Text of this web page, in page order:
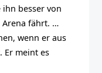
ihn besser von
Arena fährt. …
wenn er aus
Er meint es